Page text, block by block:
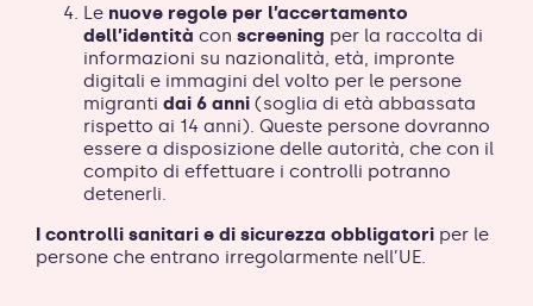
Le nuove regole per l’accertamento
dell’identità con screening per la raccolta di
informazioni su nazionalità, età, impronte
digitali e immagini del volto per le persone
migranti dai 6 anni (soglia di età abbassata
rispetto ai 14 anni). Queste persone dovranno
essere a disposizione delle autorità, che con il
compito di effettuare i controlli potranno
detenerli.
I controlli sanitari e di sicurezza obbligatori per le
persone che entrano irregolarmente nell’UE.